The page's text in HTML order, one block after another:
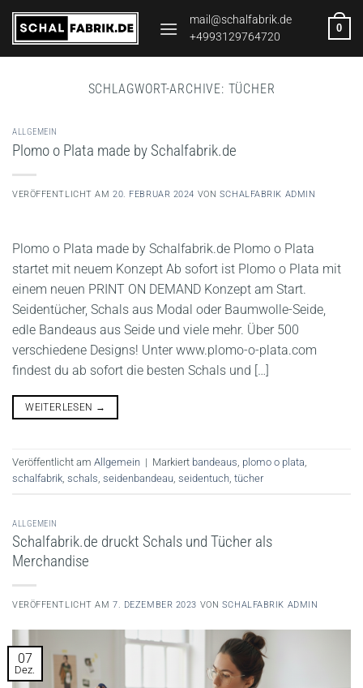
Zum
Inhalt
springen
mail@schalfabrik.de
+4993129764720
0
SCHLAGWORT-ARCHIVE: TÜCHER
ALLGEMEIN
Plomo o Plata made by Schalfabrik.de
VERÖFFENTLICHT AM20. FEBRUAR 2024 VON SCHALFABRIK ADMIN
Plomo o Plata made by Schalfabrik.de Plomo o Plata
startet mit neuem Konzept Ab sofort ist Plomo o Plata mit
einem neuen PRINT ON DEMAND Konzept am Start.
Seidentücher, Schals aus Modal oder Baumwolle-Seide,
edle Bandeaus aus Seide und viele mehr. Über 500
verschiedene Designs! Unter www.plomo-o-plata.com
findest du ab sofort die besten Schals und […]
WEITERLESEN →
Veröffentlicht am Allgemein | Markiert bandeaus plomo o plata
schalfabrik schals seidenbandeau seidentuch tücher
ALLGEMEIN
Schalfabrik.de druckt Schals und Tücher als
Merchandise
VERÖFFENTLICHT AM7. DEZEMBER 2023 VON SCHALFABRIK ADMIN
07
Dez.